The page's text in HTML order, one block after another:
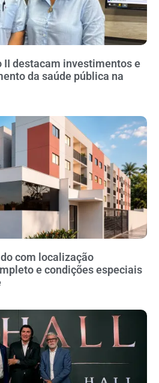
II destacam investimentos e
da saúde pública na
com localização
e condições especiais